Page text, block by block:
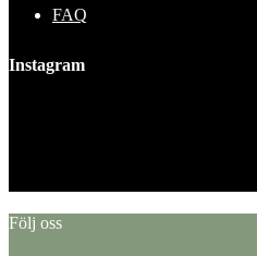
FAQ
Instagram
Följ oss